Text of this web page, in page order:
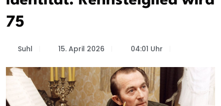
75
Suhl 15. April 2026 04:01 Uhr